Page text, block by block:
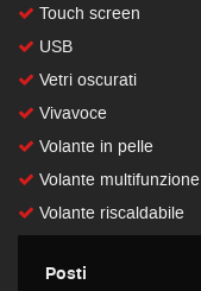
Touch screen
USB
Vetri oscurati
Vivavoce
Volante in pelle
Volante multifunzione
Volante riscaldabile
Posti